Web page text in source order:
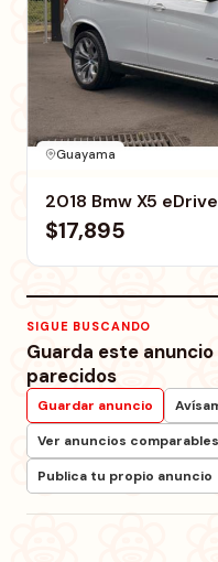
Guayama
2018 Bmw X5
$17,895
SIGUE BUSCANDO
Guarda este
parecidos
Guardar anuncio
Ver anuncios comparables
Publica tu propio anuncio